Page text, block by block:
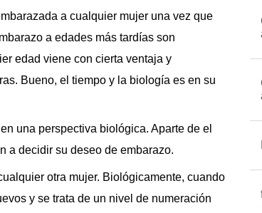
a cualquier mujer una vez que
a edades más tardías son
edad viene con cierta ventaja y
Bueno, el tiempo y la biología es en su
una perspectiva biológica. Aparte de el
a decidir su deseo de embarazo.
otra mujer. Biológicamente, cuando
y se trata de un nivel de numeración